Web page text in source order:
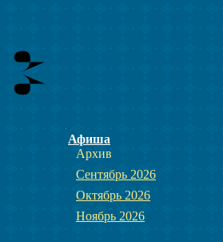
Афиша
Архив
Сентябрь 2026
Октябрь 2026
Ноябрь 2026